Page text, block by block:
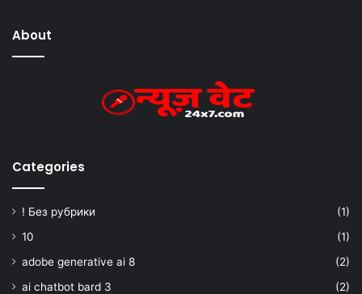
About
Categories
! Без рубрики
(1)
10
(1)
adobe generative ai 8
(2)
ai chatbot bard 3
(2)